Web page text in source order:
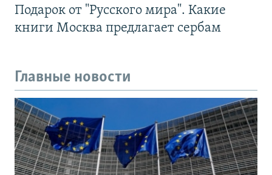
Подарок от "Русского мира". Какие
книги Москва предлагает сербам
Главные новости